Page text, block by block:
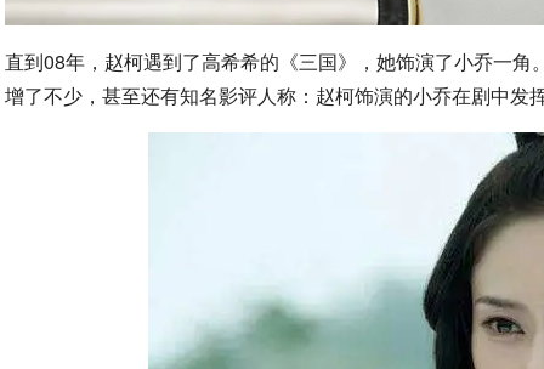
直到08年，赵柯遇到了高希希的《三国》，她饰演了小乔一
增了不少，甚至还有知名影评人称：赵柯饰演的小乔在剧中发